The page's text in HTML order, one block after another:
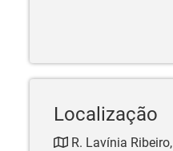
Localização
R. Lavínia